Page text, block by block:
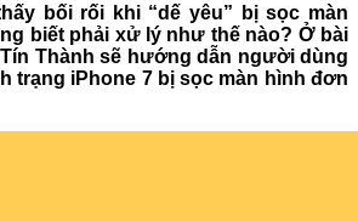
bối rối khi “dế yêu” bị sọc màn
biết phải xử lý như thế nào? Ở bài
Thành sẽ hướng dẫn người dùng
trạng iPhone 7 bị sọc màn hình đơn